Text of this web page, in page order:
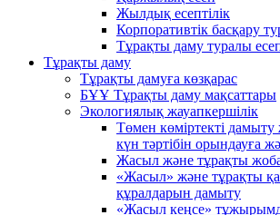
Жылдық есептілік
Корпоративтік басқару
Тұрақты даму туралы
Тұрақты даму
Тұрақты дамуға көзқарас
БҰҰ Тұрақты даму мақсаттары
Экологиялық жауапкершілік
Төмен көміртекті дамыту
күн тәртібін орындауға
Жасыл және тұрақты
«Жасыл» және тұрақты
құралдарын дамыту
«Жасыл кеңсе»